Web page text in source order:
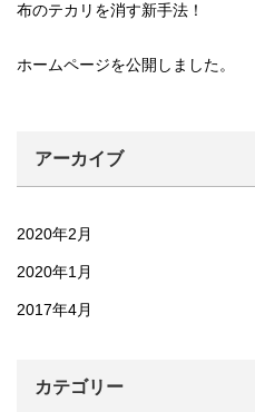
布のテカリを消す新手法！
ホームページを公開しました。
アーカイブ
2020年2月
2020年1月
2017年4月
カテゴリー